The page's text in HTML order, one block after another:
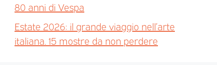
80 anni di Vespa
Estate 2026: il grande viaggio nell’arte
italiana. 15 mostre da non perdere